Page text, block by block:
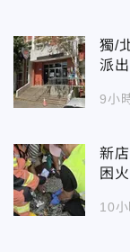
獨/
派
9小
新
困
10